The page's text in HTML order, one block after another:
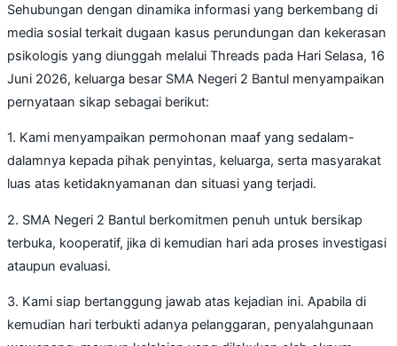
Sehubungan dengan dinamika informasi yang berkembang di
media sosial terkait dugaan kasus perundungan dan kekerasan
psikologis yang diunggah melalui Threads pada Hari Selasa, 16
Juni 2026, keluarga besar SMA Negeri 2 Bantul menyampaikan
pernyataan sikap sebagai berikut:
1. Kami menyampaikan permohonan maaf yang sedalam-
dalamnya kepada pihak penyintas, keluarga, serta masyarakat
luas atas ketidaknyamanan dan situasi yang terjadi.
2. SMA Negeri 2 Bantul berkomitmen penuh untuk bersikap
terbuka, kooperatif, jika di kemudian hari ada proses investigasi
ataupun evaluasi.
3. Kami siap bertanggung jawab atas kejadian ini. Apabila di
kemudian hari terbukti adanya pelanggaran, penyalahgunaan